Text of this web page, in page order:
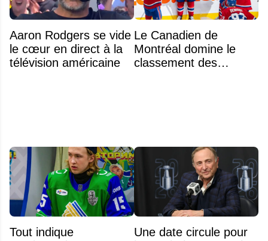
Aaron Rodgers se vide
le cœur en direct à la
télévision américaine
Le Canadien de
Montréal domine le
classement des
Tout indique
Une date circule pour